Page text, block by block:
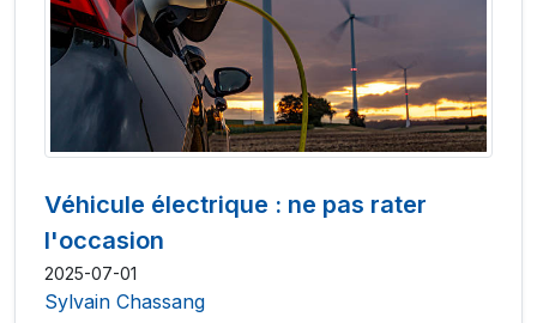
Véhicule électrique : ne pas rater
l'occasion
2025-07-01
Sylvain Chassang